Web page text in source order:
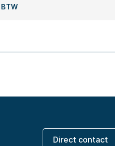
BTW
Direct contact